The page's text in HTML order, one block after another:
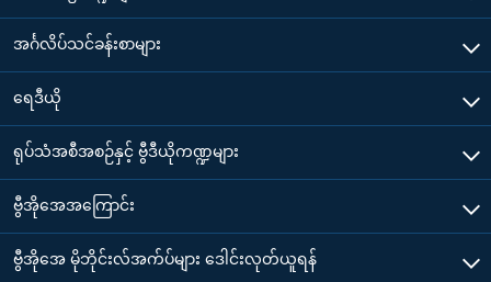
အင်္ဂလိပ်သင်ခန်းစာများ
ရေဒီယို
ရုပ်သံအစီအစဉ်နှင့် ဗွီဒီယိုကဏ္ဍများ
ဗွီအိုအေအကြောင်း
ဗွီအိုအေ မိုဘိုင်းလ်အက်ပ်များ ဒေါင်းလုတ်ယူရန်